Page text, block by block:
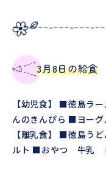
3月8日の給食
【幼児食】 ■徳島ラ
んのきんぴら ■ヨー
【離乳食】 ■徳島う
ルト ■おやつ 牛乳